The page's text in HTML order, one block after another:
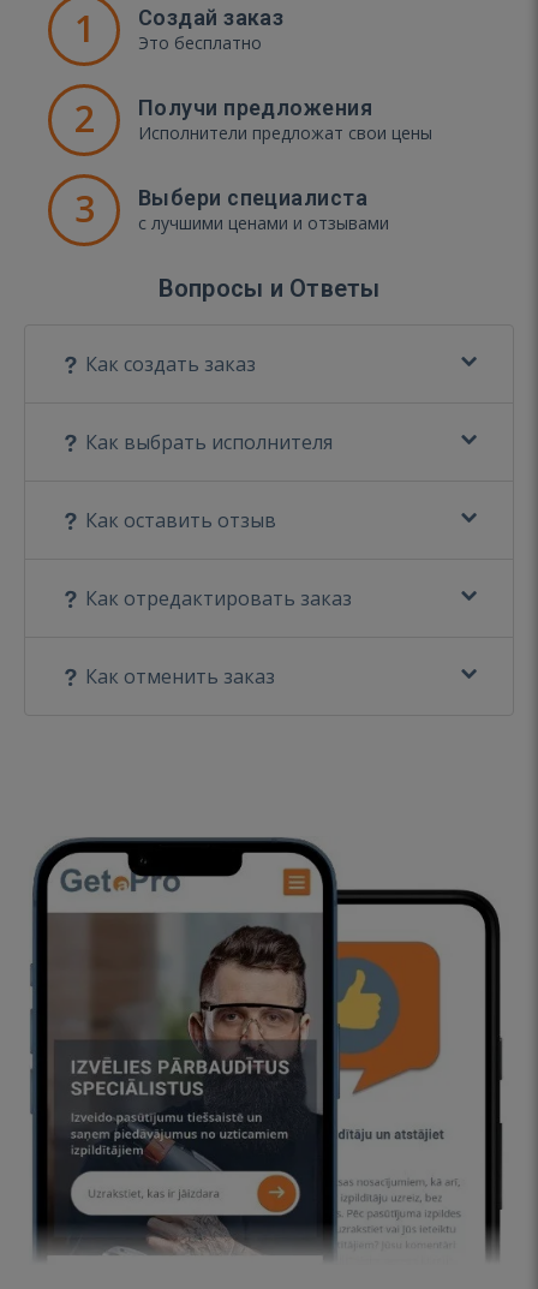
1 Создай заказ
Это бесплатно
2 Получи предложения
Исполнители предложат свои цены
3 Выбери специалиста
с лучшими ценами и отзывами
Вопросы и Ответы
Как создать заказ
Как выбрать исполнителя
Как оставить отзыв
Как отредактировать заказ
Как отменить заказ